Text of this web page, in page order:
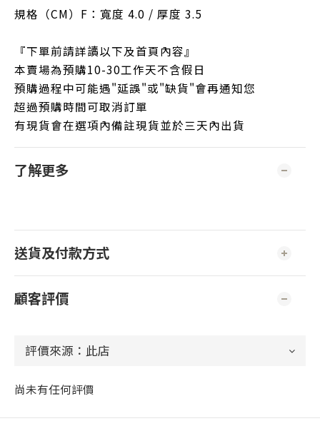
規格（CM）F：寬度 4.0 / 厚度 3.5
『下單前請詳讀以下及首頁內容』
本賣場為預購10-30工作天不含假日
預購過程中可能遇"延誤"或"缺貨"會再通知您
超過預購時間可取消訂單
有現貨會在選項內備註現貨並於三天內出貨
了解更多
送貨及付款方式
顧客評價
尚未有任何評價